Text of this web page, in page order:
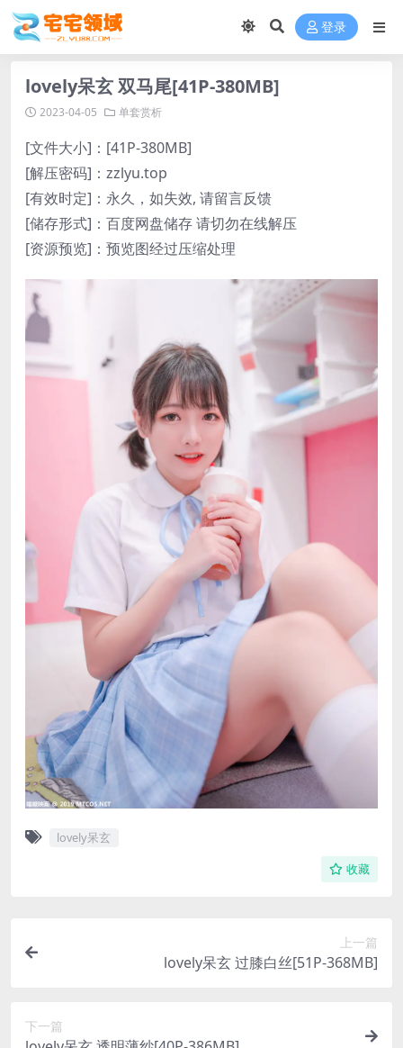
登录
lovely呆玄 双马尾[41P-380MB]
2023-04-05 单套赏析
[文件大小]：[41P-380MB]
[解压密码]：zzlyu.top
[有效时定]：永久，如失效, 请留言反馈
[储存形式]：百度网盘储存 请切勿在线解压
[资源预览]：预览图经过压缩处理
lovely呆玄
收藏
上一篇
lovely呆玄 过膝白丝[51P-368MB]
下一篇